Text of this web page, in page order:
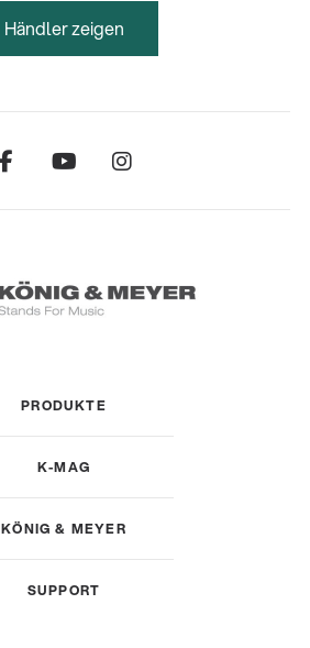
Händler zeigen
PRODUKTE
K-MAG
KÖNIG & MEYER
SUPPORT